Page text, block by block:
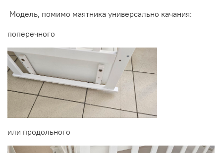
Модель, помимо маятника универсально качания:
поперечного
или продольного